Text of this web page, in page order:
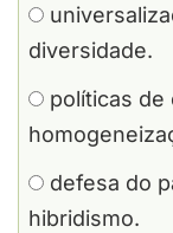
diversidade.
políticas de
defesa do
hibridismo.